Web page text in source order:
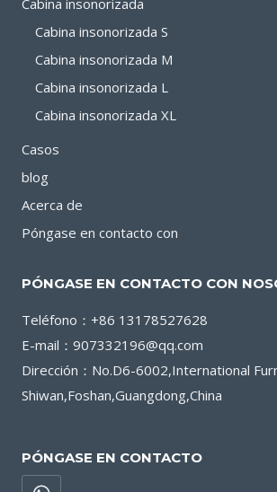
CABINA
SILENCIOSA
Cabina insonorizada
Cabina insonorizada S
Cabina insonorizada M
Cabina insonorizada L
Cabina insonorizada XL
Casos
blog
Acerca de
Póngase en contacto con
PÓNGASE EN CONTACTO CON
Teléfono：+86 13178527628
E-mail：907332196@qq.com
Dirección：No.D6-6002,International
Shiwan,Foshan,Guangdong,China
PÓNGASE EN CONTACTO